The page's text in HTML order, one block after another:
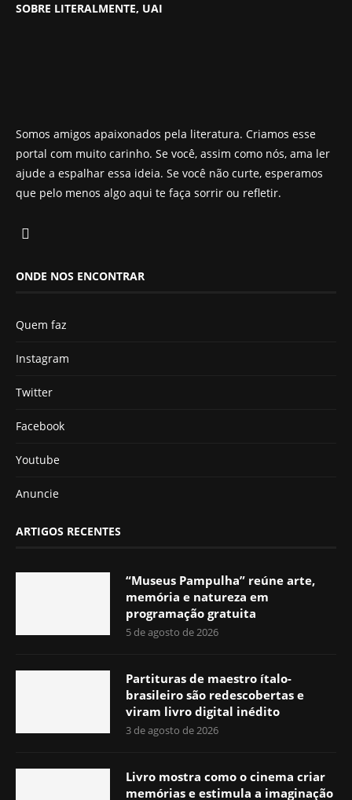
SOBRE LITERALMENTE, UAI
Somos amigos apaixonados pela literatura. Criamos esse
portal com muito carinho. Se você, assim como nós, ama ler
ajude a espalhar essa ideia. Se você não curte, esperamos
que pelo menos algo aqui te faça sorrir ou refletir.
ONDE NOS ENCONTRAR
Quem faz
Instagram
Twitter
Facebook
Youtube
Anuncie
ARTIGOS RECENTES
“Museus Pampulha” reúne arte,
memória e natureza em
programação gratuita
5 de agosto de 2026
Partituras de maestro ítalo-
brasileiro são redescobertas e
viram livro digital inédito
3 de agosto de 2026
Livro mostra como o cinema criar
memórias e estimula a imaginação